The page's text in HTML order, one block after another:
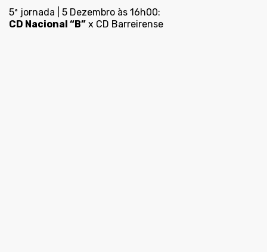
5ª jornada | 5 Dezembro às 16h00:
CD Nacional “B” x CD Barreirense